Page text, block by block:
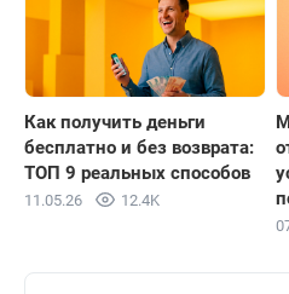
Как получить деньги
бесплатно и без возврата:
ТОП 9 реальных способов
11.05.26 12.4K